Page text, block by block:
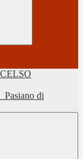
Pasiano di